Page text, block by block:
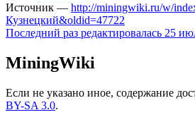
Источник — http://miningwiki.ru/w/
Кузнецкий&oldid=47722
Последний раз редактировалась 25
MiningWiki
Если не указано иное, содержание
BY-SA 3.0.